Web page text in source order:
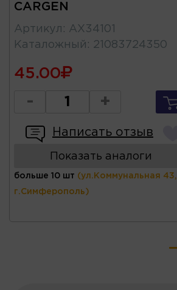
CARGEN
Артикул : AX34101
Каталожный : 21083724350
45.00
- +
Написать отзыв
Показать аналоги
больше 10 шт (ул.Коммунальная 43,
г.Симферополь)